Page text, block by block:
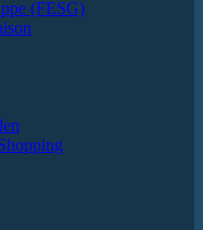
(FESG)